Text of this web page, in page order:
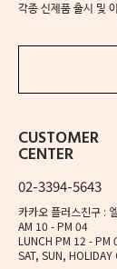
각종 신제품 출시 및
CUSTOMER
CENTER
02-3394-5643
카카오 플러스친구 :
AM 10 - PM 04
LUNCH PM 12 - PM
SAT, SUN, HOLIDAY